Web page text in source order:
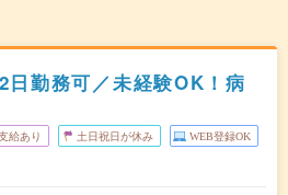
日勤務可／未経験OK！病
給あり 土日祝日が休み WEB登録OK